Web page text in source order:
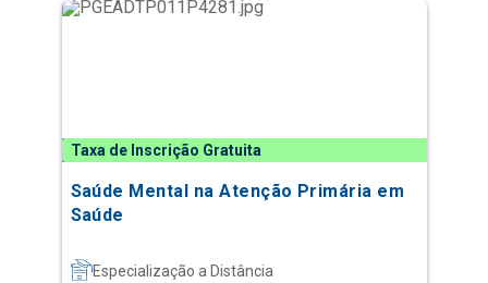
Taxa de Inscrição Gratuita
Saúde Mental na Atenção Primária em
Saúde
Especialização a Distância